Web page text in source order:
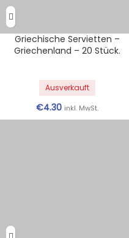
Griechische Servietten –
Griechenland – 20 Stück.
Ausverkauft
€4.30 inkl. MwSt.